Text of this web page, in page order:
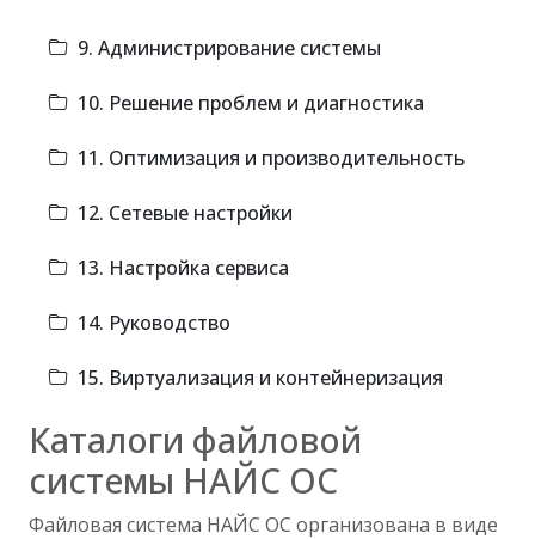
9. Администрирование системы
10. Решение проблем и диагностика
11. Оптимизация и производительность
12. Сетевые настройки
13. Настройка сервиса
14. Руководство
15. Виртуализация и контейнеризация
Каталоги файловой
системы НАЙС ОС
Файловая система НАЙС ОС организована в виде